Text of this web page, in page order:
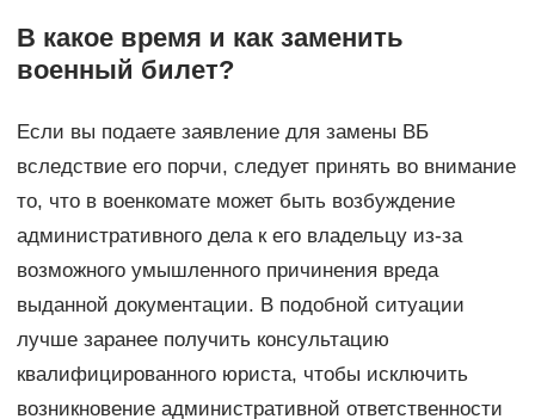
В какое время и как заменить
военный билет?
Если вы подаете заявление для замены ВБ
вследствие его порчи, следует принять во внимание
то, что в военкомате может быть возбуждение
административного дела к его владельцу из-за
возможного умышленного причинения вреда
выданной документации. В подобной ситуации
лучше заранее получить консультацию
квалифицированного юриста, чтобы исключить
возникновение административной ответственности